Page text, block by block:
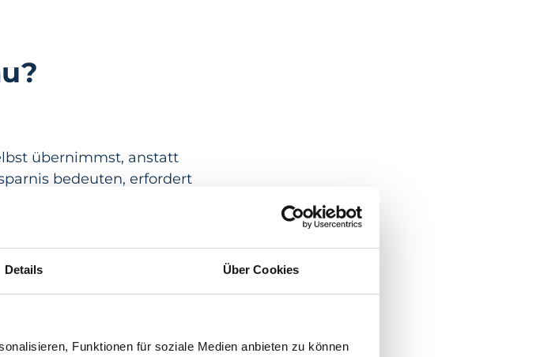
Details Über Cookies
Funktionen für soziale Medien anbieten zu können
übernimmst, anstatt
bedeuten, erfordert
ist besonders für
sind oder sich durch
haben.